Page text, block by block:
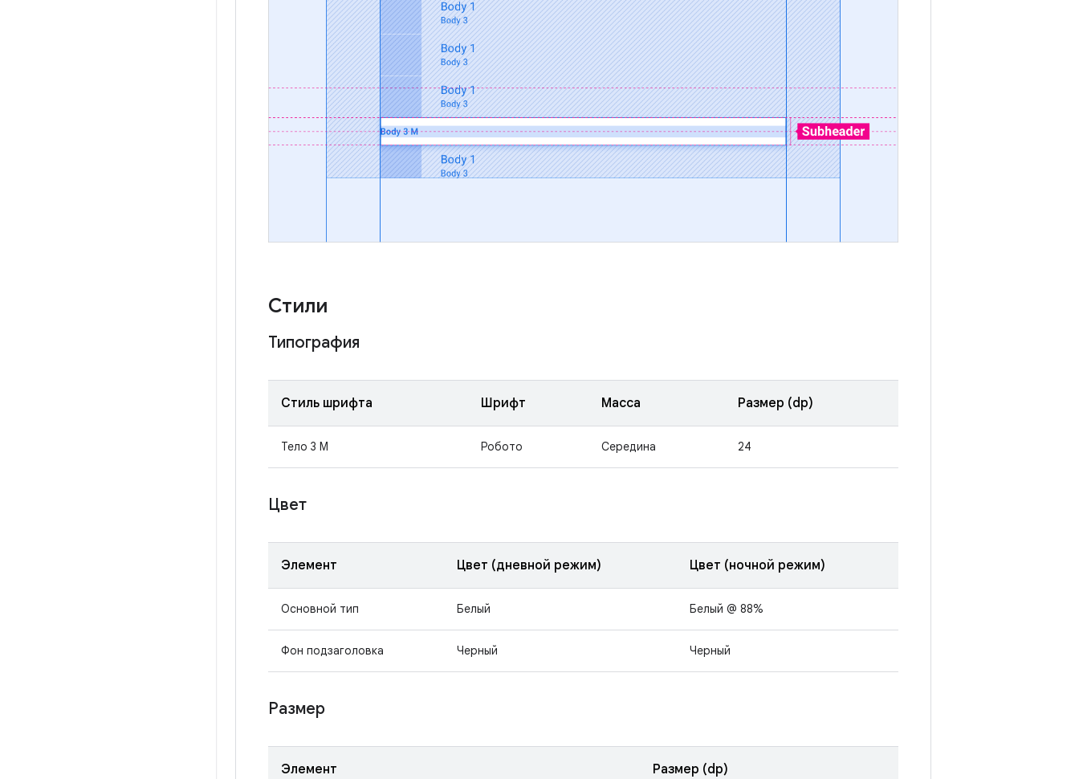
Стили
Типография
Стиль шрифта Шрифт Масса Размер (dp)
Тело 3 М Робото Середина 24
Цвет
Элемент Цвет (дневной режим) Цвет (ночной режим)
Основной тип Белый Белый @ 88%
Фон подзаголовка Черный Черный
Размер
Элемент Размер (dp)